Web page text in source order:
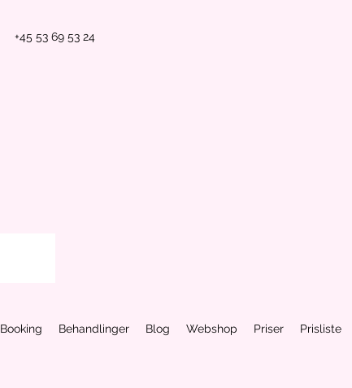
+45 53 69 53 24
Booking Behandlinger Blog Webshop Priser Prisliste